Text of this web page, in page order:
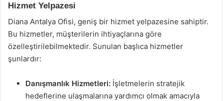
Hizmet Yelpazesi
Diana Antalya Ofisi, geniş bir hizmet yelpazesine sahiptir.
Bu hizmetler, müşterilerin ihtiyaçlarına göre
özelleştirilebilmektedir. Sunulan başlıca hizmetler
şunlardır:
Danışmanlık Hizmetleri: İşletmelerin stratejik
hedeflerine ulaşmalarına yardımcı olmak amacıyla